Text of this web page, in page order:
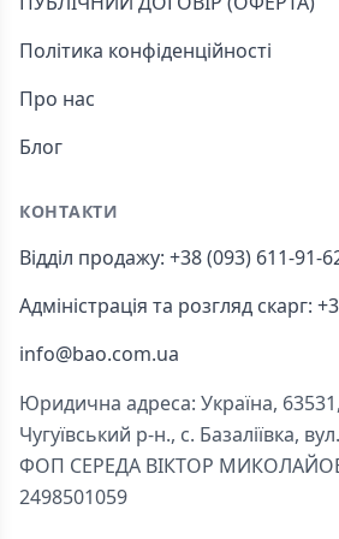
Політика конфіденційності
Про нас
Блог
КОНТАКТИ
Відділ продажу: +38 (093) 611-91-
Адміністрація та розгляд скарг:
info@bao.com.ua
Юридична адреса: Україна,
Чугуївський р-н., с. Базаліївка,
ФОП СЕРЕДА ВІКТОР
2498501059